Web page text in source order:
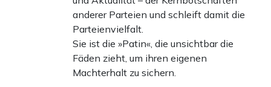
anderer Parteien und schleift damit die
Parteienvielfalt.
Sie ist die »Patin«, die unsichtbar die
Fäden zieht, um ihren eigenen
Machterhalt zu sichern.